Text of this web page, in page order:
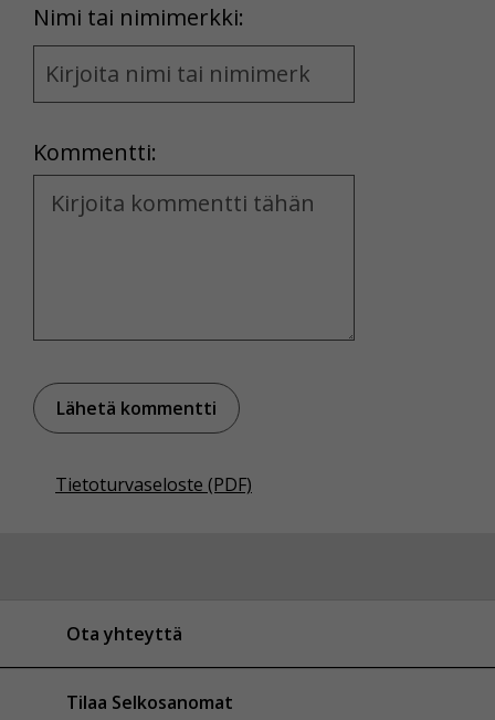
Nimi tai nimimerkki:
Name
and
Kommentti:
Kommentti
Tietoturvaseloste (PDF)
Ota yhteyttä
Tilaa Selkosanomat